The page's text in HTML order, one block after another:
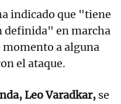
indicado que "tiene
definida" en marcha
momento a alguna
el ataque.
Leo Varadkar, se